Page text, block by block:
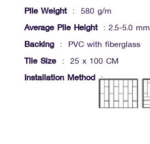
Pile Weight: 580 g/m
Average Pile Height: 2.5-5.0 mm
Backing : PVC with fiberglass
Tile Size : 25 x 100 CM
Installation Method: